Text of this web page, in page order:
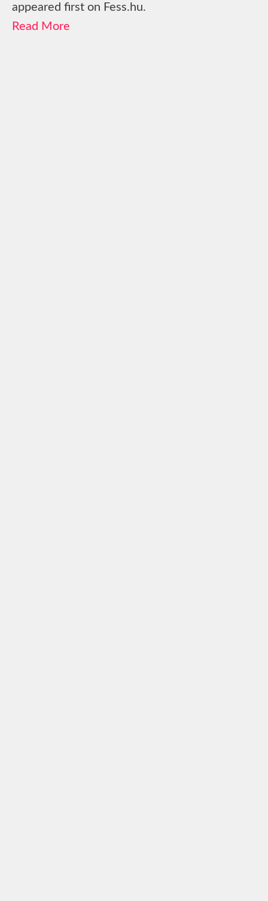
appeared first on Fess.hu.
Read More